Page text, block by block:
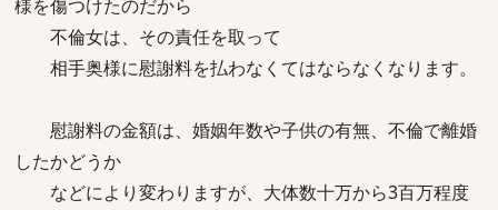
様を傷つけたのだから
不倫女は、その責任を取って
相手奥様に慰謝料を払わなくてはならなくなります。
慰謝料の金額は、婚姻年数や子供の有無、不倫で離婚
したかどうか
などにより変わりますが、大体数十万から3百万程度